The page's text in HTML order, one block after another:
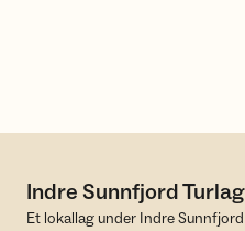
Indre Sunnfjord Turlag
Et lokallag under Indre